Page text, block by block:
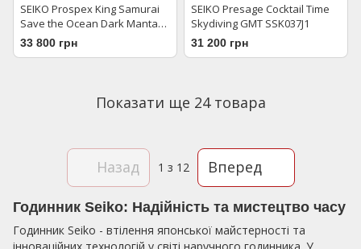
SEIKO Prospex King Samurai
Save the Ocean Dark Manta
SRPE33K1
33 800 грн
SEIKO Presage Cocktail Time
Skydiving GMT SSK037J1
31 200 грн
Показати ще 24 товара
Назад 1 з 12 Вперед
Годинник Seiko: Надійність та мистецтво часу
Годинник Seiko - втілення японської майстерності та